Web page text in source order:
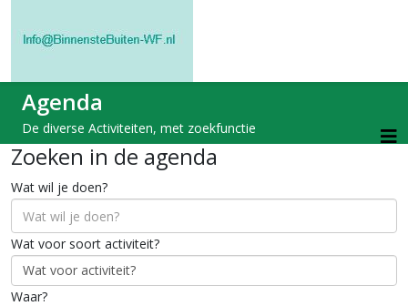
Agenda
De diverse Activiteiten, met zoekfunctie
Zoeken in de agenda
Wat wil je doen?
Wat voor soort activiteit?
Waar?